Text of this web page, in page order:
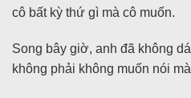
cô bất kỳ thứ gì mà cô muốn.
Song bây giờ, anh đã không
không phải không muốn nói